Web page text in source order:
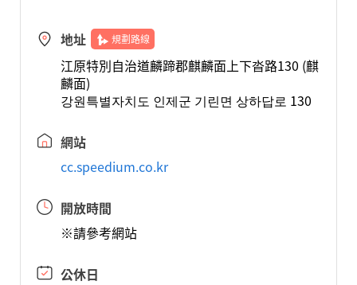
地址 規劃路線
江原特別自治道麟蹄郡麒麟面上下沓路130 (麒
麟面)
강원특별자치도 인제군 기린면 상하답로 130
網站
cc.speedium.co.kr
開放時間
※請參考網站
公休日